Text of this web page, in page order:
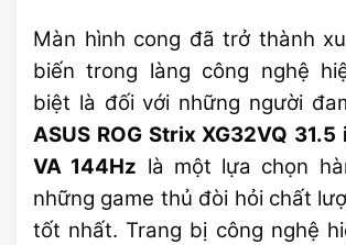
Màn hình cong đã trở thành
biến trong làng công nghệ
biệt là đối với những người
ASUS ROG Strix XG32VQ 31.5
VA 144Hz là một lựa chọn
những game thủ đòi hỏi chất
tốt nhất. Trang bị công nghệ